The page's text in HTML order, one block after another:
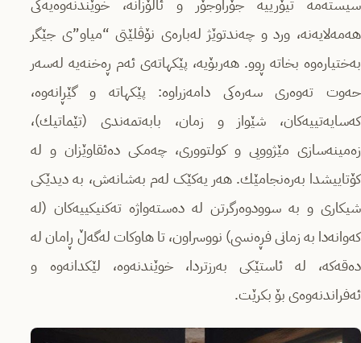
سیستەمە تیۆرییه‌ جۆراوجۆر و ئاڵۆزانە، خوێندنەوەیەکی
هەمەلایەنە، ورد و چەندتوێژ له‌باره‌ی نۆڤلێتی “میاو”ی جێگر
به‌ختیاره‌‌وه‌ بخاته‌ ڕوو. هه‌ربۆیە، پێکهاتەی ئەم ڕەخنەیە لەسەر
حەوت تەوەری سەرەکی دامەزراوە: پێکهاتە و گێڕانەوە،
کەسایەتییەکان، شێواز و زمان، بابەتمه‌ندی (تێماتیك)،
زەمینەسازی مێژوویی و کولتووری، چەمکی ده‌ئقاوێزان و له‌
كۆتاییشدا به‌ره‌نجامێك. هەر یەکێک لەم بەشانەش، بە دیدێكی
شیکاری و بە سوودوەرگرتن لە دەستەواژە تەکنیکییەکان (لە
كه‌وانه‌دا بە زمانی فڕەنسی) نووسراون، تا هاوكات له‌گه‌ڵ ڕامان له‌
ده‌قه‌كه‌، لە ئاستێکی بەرزتردا، خوێندنەوە، لێکدانەوە و
ئه‌فراندنه‌وه‌ی بۆ بکرێت.